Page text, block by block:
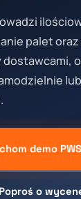
palet
demo
Poproś o